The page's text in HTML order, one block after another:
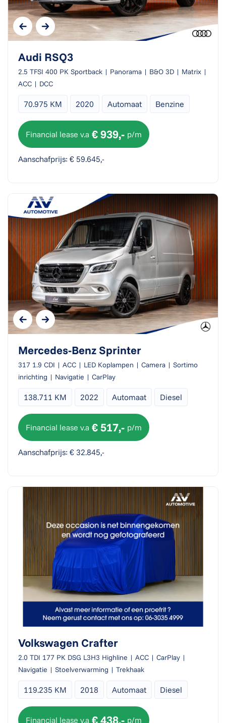
Audi RSQ3
2.5 TFSI 400 PK Sportback | Panorama | B&O 3D | Matrix |
ACC | DCC
70.975 KM 2020 Automaat Benzine
Financial lease v.a € 939,- p/m
Aanschafprijs: € 59.645,-
Mercedes-Benz Sprinter
317 1.9 CDI | ACC | LED Koplampen | Camera | Sortimo
inrichting | Navigatie | CarPlay
138.711 KM 2022 Automaat Diesel
Financial lease v.a € 517,- p/m
Aanschafprijs: € 32.845,-
Volkswagen Crafter
2.0 TDI 177 PK DSG L3H3 Highline | ACC | CarPlay |
Navigatie | Stoelverwarming | Trekhaak
119.235 KM 2018 Automaat Diesel
Financial lease v.a € 438,- p/m